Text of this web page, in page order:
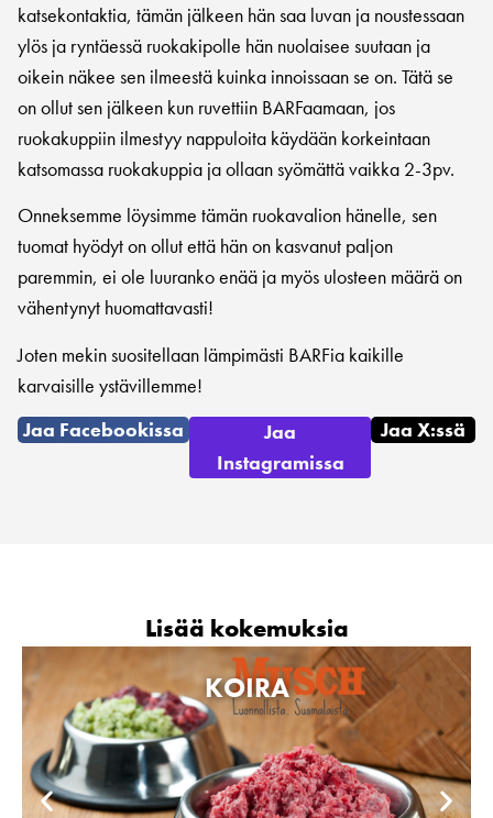
katsekontaktia, tämän jälkeen hän saa luvan ja noustessaan
ylös ja ryntäessä ruokakipolle hän nuolaisee suutaan ja
oikein näkee sen ilmeestä kuinka innoissaan se on. Tätä se
on ollut sen jälkeen kun ruvettiin BARFaamaan, jos
ruokakuppiin ilmestyy nappuloita käydään korkeintaan
katsomassa ruokakuppia ja ollaan syömättä vaikka 2-3pv.
Onneksemme löysimme tämän ruokavalion hänelle, sen
tuomat hyödyt on ollut että hän on kasvanut paljon
paremmin, ei ole luuranko enää ja myös ulosteen määrä on
vähentynyt huomattavasti!
Joten mekin suositellaan lämpimästi BARFia kaikille
karvaisille ystävillemme!
Jaa Facebookissa
Jaa
Instagramissa
Jaa X:ssä
Lisää kokemuksia
KOIRA